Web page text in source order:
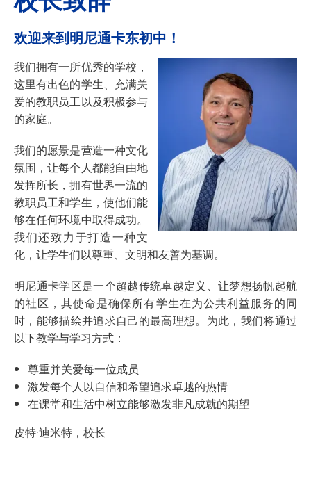
欢迎来到明尼通卡东初中！
我们拥有一所优秀的学校，
这里有出色的学生、充满关
爱的教职员工以及积极参与
的家庭。
我们的愿景是营造一种文化
氛围，让每个人都能自由地
发挥所长，拥有世界一流的
教职员工和学生，使他们能
够在任何环境中取得成功。
我们还致力于打造一种文
化，让学生们以尊重、文明和友善为基调。
明尼通卡学区是一个超越传统卓越定义、让梦想扬帆起航
的社区，其使命是确保所有学生在为公共利益服务的同
时，能够描绘并追求自己的最高理想。为此，我们将通过
以下教学与学习方式：
尊重并关爱每一位成员
激发每个人以自信和希望追求卓越的热情
在课堂和生活中树立能够激发非凡成就的期望
皮特·迪米特，校长